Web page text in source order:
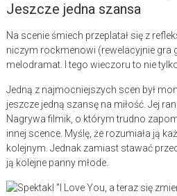
Jeszcze jedna szansa
Na scenie śmiech przeplatał się z
niczym rockmenowi (rewelacyjnie gra
melodramat. I tego wieczoru to nie
Jedną z najmocniejszych scen był
jeszcze jedną szansę na miłość. Jej
Nagrywa filmik, o którym trudno
innej scence. Myślę, że rozumiała ją
kolejnym. Jednak zamiast stawać
ją kolejne panny młode.